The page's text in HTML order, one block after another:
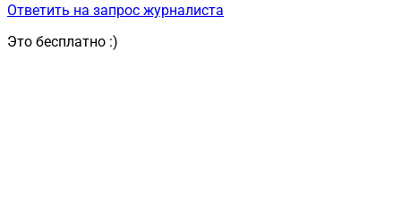
Ответить на запрос журналиста
Это бесплатно :)